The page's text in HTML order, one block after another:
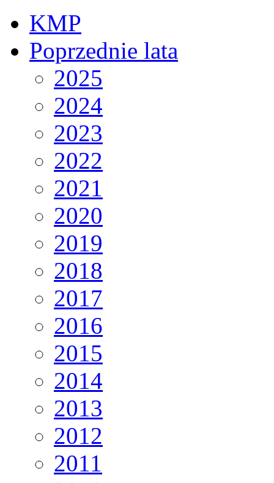
KMP
Poprzednie lata
2025
2024
2023
2022
2021
2020
2019
2018
2017
2016
2015
2014
2013
2012
2011